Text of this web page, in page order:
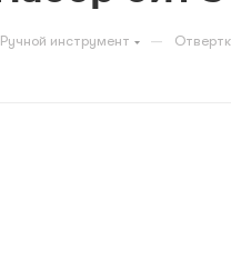
Ручной инструмент —